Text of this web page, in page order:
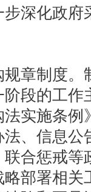
深化政府
制度。
段的工作
实施条例
、信息公
合惩戒等
部署相关